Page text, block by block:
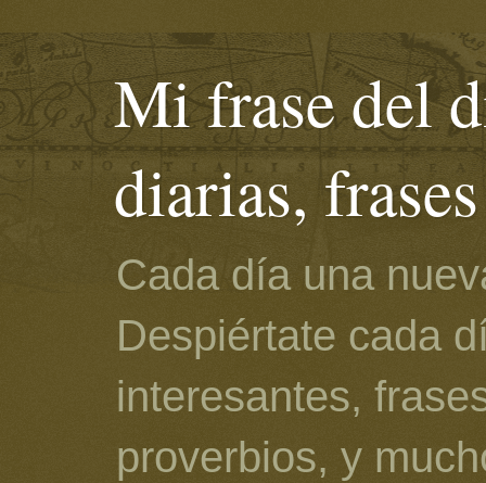
Mi frase del
diarias,
Cada día una
Despiértate cada
interesantes,
proverbios, y